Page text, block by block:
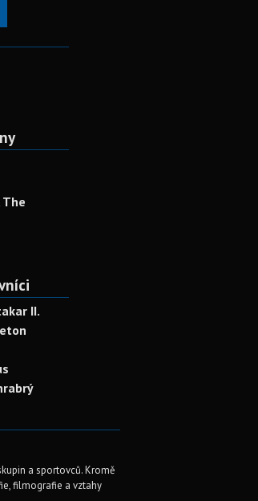
II.
a sportovců. Kromě
filmografie a vztahy